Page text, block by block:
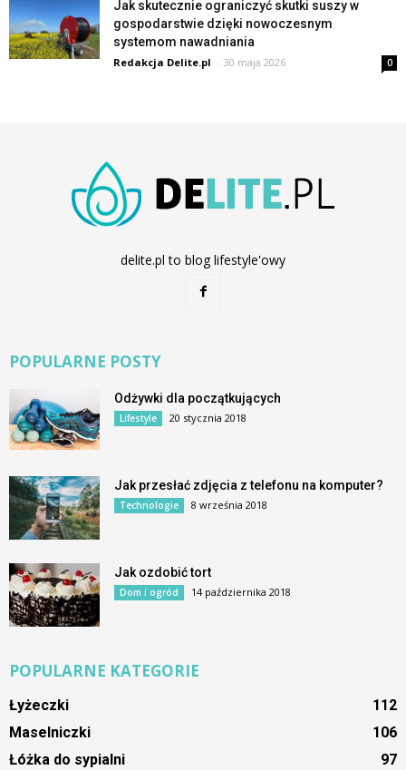
Jak skutecznie ograniczyć skutki suszy w
gospodarstwie dzięki nowoczesnym
systemom nawadniania
Redakcja Delite.pl - 30 maja 2026 0
delite.pl to blog lifestyle'owy
POPULARNE POSTY
Odżywki dla początkujących
Lifestyle 20 stycznia 2018
Jak przesłać zdjęcia z telefonu na komputer?
Technologie 8 września 2018
Jak ozdobić tort
Dom i ogród 14 października 2018
POPULARNE KATEGORIE
Łyżeczki
112
Maselniczki
106
Łóżka do sypialni
97